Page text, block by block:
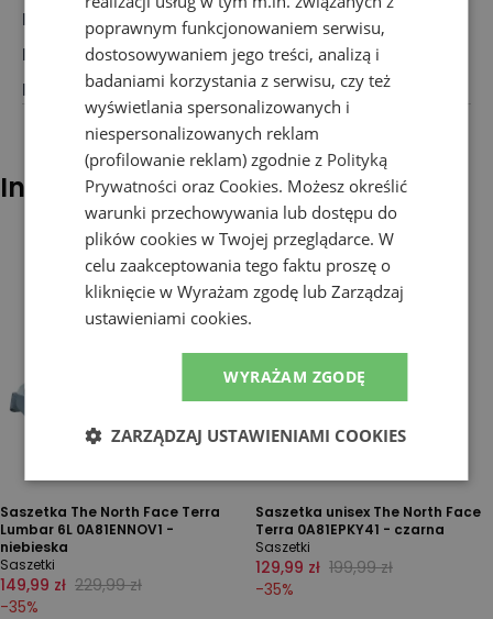
Rodzaj : Akcesoria, Saszetka
Dla kogo:Dla niego, Dla niej
Kolor
Czarny
Inni klienci sprawdzali również
Saszetka The North Face Terra
Lumbar 6L 0A81ENNOV1 -
niebieska
Saszetki
149,99 zł 229,99 zł
-35%
Saszetka unisex The North Face
Terra 0A81EPKY41 - czarna
Saszetki
129,99 zł 199,99 zł
-35%
poprawnym funkcjonowaniem serwisu,
dostosowywaniem jego treści, analizą i
badaniami korzystania z serwisu, czy też
wyświetlania spersonalizowanych i
niespersonalizowanych reklam
(profilowanie reklam) zgodnie z Polityką
Prywatności oraz Cookies. Możesz określić
warunki przechowywania lub dostępu do
plików cookies w Twojej przeglądarce. W
celu zaakceptowania tego faktu proszę o
kliknięcie w Wyrażam zgodę lub Zarządzaj
ustawieniami cookies.
WYRAŻAM ZGODĘ
ZARZĄDZAJ USTAWIENIAMI COOKIES